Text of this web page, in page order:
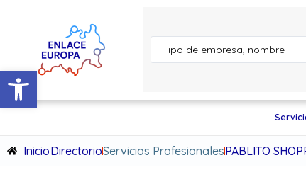
Abrir barra de herramientas
InicioDirectorioServicios ProfesionalesPABLITO